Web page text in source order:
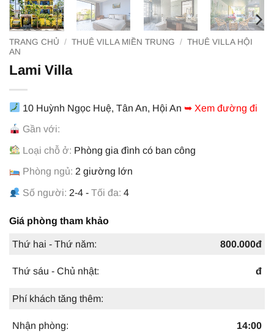
TRANG CHỦ / THUÊ VILLA MIỀN TRUNG / THUÊ VILLA HỘI
AN
Lami Villa
10 Huỳnh Ngọc Huệ, Tân An, Hội An ➥ Xem đường đi
Gần với:
Loại chỗ ở: Phòng gia đình có ban công
Phòng ngủ: 2 giường lớn
Số người: 2-4 -Tối đa: 4
Giá phòng tham khảo
Thứ hai - Thứ năm: 800.000đ
Thứ sáu - Chủ nhật: đ
Phí khách tăng thêm:
Nhận phòng: 14:00